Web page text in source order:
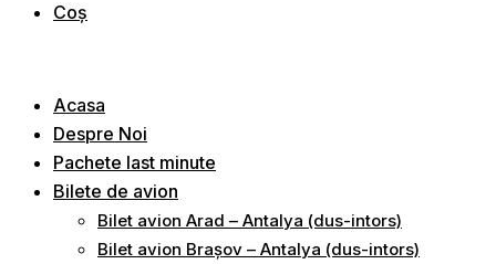
Coș
Acasa
Despre Noi
Pachete last minute
Bilete de avion
Bilet avion Arad – Antalya (dus-intors)
Bilet avion Brașov – Antalya (dus-intors)